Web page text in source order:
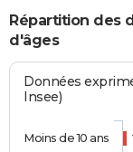
Répartition des
d'âges
Données
Insee)
Moins de 10 ans